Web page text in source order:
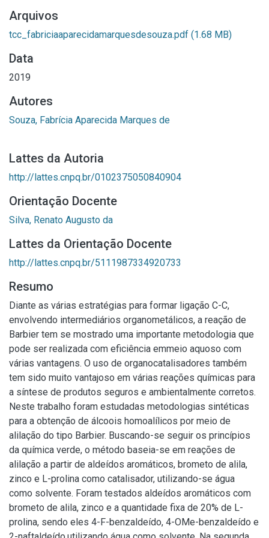
Arquivos
tcc_fabriciaaparecidamarquesdesouza.pdf (1.68 MB)
Data
2019
Autores
Souza, Fabrícia Aparecida Marques de
Lattes da Autoria
http://lattes.cnpq.br/0102375050840904
Orientação Docente
Silva, Renato Augusto da
Lattes da Orientação Docente
http://lattes.cnpq.br/5111987334920733
Resumo
Diante as várias estratégias para formar ligação C-C,
envolvendo intermediários organometálicos, a reação de
Barbier tem se mostrado uma importante metodologia que
pode ser realizada com eficiência emmeio aquoso com
várias vantagens. O uso de organocatalisadores também
tem sido muito vantajoso em várias reações químicas para
a síntese de produtos seguros e ambientalmente corretos.
Neste trabalho foram estudadas metodologias sintéticas
para a obtenção de álcoois homoalílicos por meio de
alilação do tipo Barbier. Buscando-se seguir os princípios
da química verde, o método baseia-se em reações de
alilação a partir de aldeídos aromáticos, brometo de alila,
zinco e L-prolina como catalisador, utilizando-se água
como solvente. Foram testados aldeídos aromáticos com
brometo de alila, zinco e a quantidade fixa de 20% de L-
prolina, sendo eles 4-F-benzaldeído, 4-OMe-benzaldeído e